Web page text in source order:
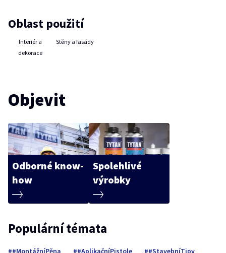
Oblast použití
Interiér a
dekorace
Stěny a fasády
Objevit
Odborné know-
how
Spolehlivé
výrobky
Populární témata
#MontážníPěna #AplikačníPistole
#StavebníTipy